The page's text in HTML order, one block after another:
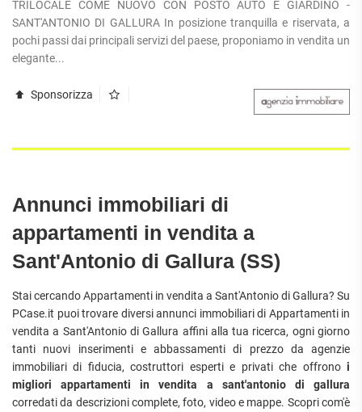
QUADRILOCALI
ATTICI
CASE
VILLE
CASALI
UFFICI
ATTIVITÀ
GESTIONE
APPARTAMENTI
PIANO
ALTO
APPARTAMENTI
APPARTAMENTI
METROPOLITANA
A
SCHIERA
TRILOCALE COME NUOVO CON POSTO AUTO E GIARDINO -
SANT'ANTONIO DI GALLURA In posizione tranquilla e riservata, a
pochi passi dai principali servizi del paese, proponiamo in vendita un
elegante...
Sponsorizza
Annunci immobiliari di
appartamenti in vendita a
Sant'Antonio di Gallura (SS)
Stai cercando Appartamenti in vendita a Sant'Antonio di Gallura? Su
PCase.it puoi trovare diversi annunci immobiliari di Appartamenti in
vendita a Sant'Antonio di Gallura affini alla tua ricerca, ogni giorno
tanti nuovi inserimenti e abbassamenti di prezzo da agenzie
immobiliari di fiducia, costruttori esperti e privati che offronoi
migliori appartamenti in vendita a sant'antonio di gallura
corredati da descrizioni complete, foto, video e mappe. Scopri com'è